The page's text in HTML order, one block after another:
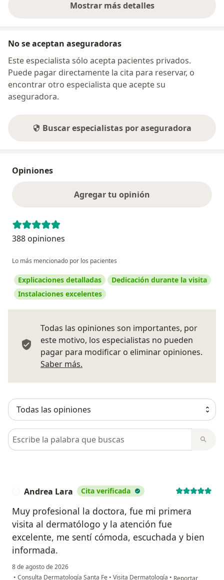
Mostrar más detalles
sobre la dirección
No se aceptan aseguradoras
Este especialista sólo acepta pacientes privados.
Puede pagar directamente la cita para reservar, o
encontrar otro especialista que acepte su
aseguradora.
Buscar especialistas por aseguradora
Opiniones
Agregar tu opinión
388 opiniones
Lo más mencionado por los pacientes
Explicaciones detalladas
Dedicación durante la visita
Instalaciones excelentes
Todas las opiniones son importantes, por
este motivo, los especialistas no pueden
pagar para modificar o eliminar opiniones.
Saber más.
Busca en opiniones
Andrea Lara Cita verificada
Muy profesional la doctora, fue mi primera
visita al dermatólogo y la atención fue
excelente, me sentí cómoda, escuchada y bien
informada.
8 de agosto de 2026
• Consulta Dermatología Santa Fe • Visita Dermatología • en opinión del
Reportar